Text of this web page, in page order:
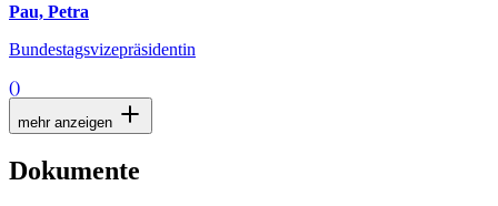
Pau, Petra
Bundestagsvizepräsidentin
()
mehr anzeigen
Dokumente